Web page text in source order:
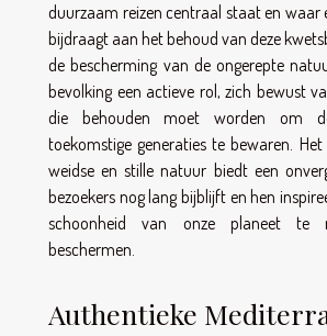
duurzaam reizen centraal staat en waar
bijdraagt aan het behoud van deze
de bescherming van de ongerepte
bevolking een actieve rol, zich bewust
die behouden moet worden om
toekomstige generaties te bewaren.
weidse en stille natuur biedt een
bezoekers nog lang bijblijft en hen
schoonheid van onze planeet te
beschermen.
Authentieke